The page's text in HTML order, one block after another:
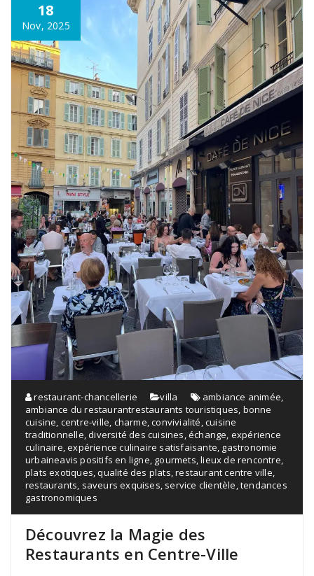
18
Nov, 2025
restaurant-chancellerie villa ambiance animée,
ambiance du restaurantrestaurants touristiques, bonne
cuisine, centre-ville, charme,convivialité,cuisine
traditionnelle,diversité des cuisines,échange, expérience
culinaire,expérience culinaire satisfaisante, gastronomie
urbaineavis positifs en ligne, gourmets,lieux de rencontre,
plats exotiques,qualité des plats,restaurant centre ville,
restaurants, saveurs exquises, service clientèle,tendances
gastronomiques
Découvrez la Magie des
Restaurants en Centre-Ville